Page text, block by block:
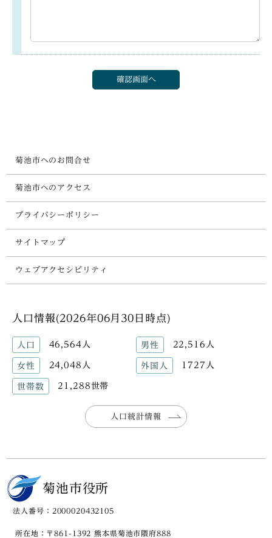
菊池市へのお問合せ
菊池市へのアクセス
プライバシーポリシー
サイトマップ
ウェブアクセシビリティ
人口情報(2026年06月30日時点)
人口 46,564人 男性 22,516人
女性 24,048人 外国人 1727人
世帯数 21,288世帯
人口統計情報
菊池市役所
法人番号：2000020432105
所在地：〒861-1392 熊本県菊池市隈府888